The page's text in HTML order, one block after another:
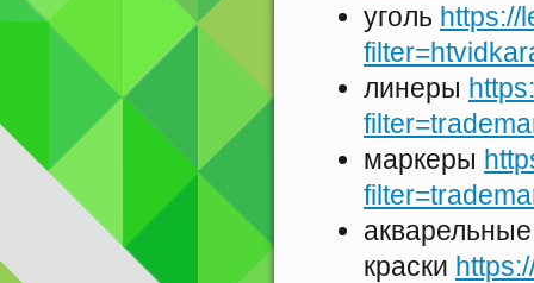
уголь https://
линеры
маркеры
акварельные
краски